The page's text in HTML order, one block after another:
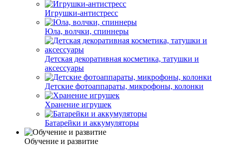
Игрушки-антистресс
Юла, волчки, спиннеры
Детская декоративная косметика, татушки и
аксессуары
Детские фотоаппараты, микрофоны, колонки
Хранение игрушек
Батарейки и аккумуляторы
Обучение и развитие